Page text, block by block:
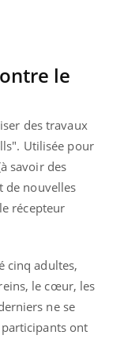
le
des travaux
Utilisée pour
savoir des
de nouvelles
récepteur
cinq adultes,
le cœur, les
ne se
ont